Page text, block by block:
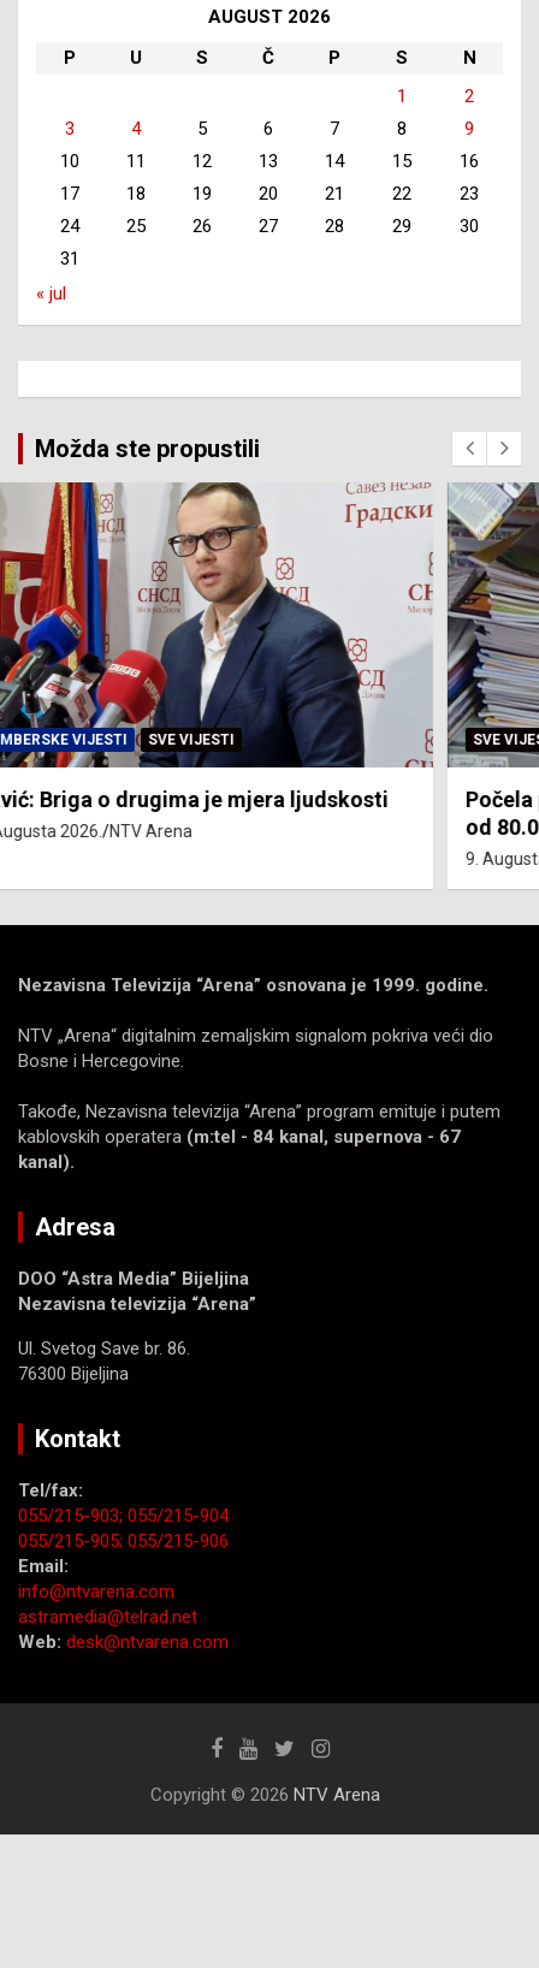
AUGUST 2026
P
U S Č P S
N
1
2
3
4 5 6 7 8
9
10
11 12 13 14 15
16
17
18 19 20 21 22
23
24
25 26 27 28 29
30
31
« jul
Možda ste propustili
SVE VIJESTI ZEMLJA
Počela podjela besplatnih udžbenika za više
od 80.000 učenika
Nezavisna Televizija “Arena” osnovana je 1999. godine.
NTV „Arena“ digitalnim zemaljskim signalom pokriva veći dio
Bosne i Hercegovine.
Takođe, Nezavisna televizija “Arena” program emituje i putem
kablovskih operatera (m:tel - 84 kanal, supernova - 67
kanal).
Adresa
DOO “Astra Media” Bijeljina
Nezavisna televizija “Arena”
Ul. Svetog Save br. 86.
76300 Bijeljina
Kontakt
Tel/fax:
055/215-903; 055/215-904
055/215-905; 055/215-906
Email:
info@ntvarena.com
astramedia@telrad.net
Web: desk@ntvarena.com
Copyright © 2026 NTV Arena